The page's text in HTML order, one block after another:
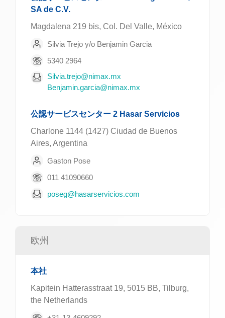
SA de C.V.
Magdalena 219 bis, Col. Del Valle, México
Silvia Trejo y/o Benjamin Garcia
5340 2964
Silvia.trejo@nimax.mx
Benjamin.garcia@nimax.mx
公認サービスセンター 2 Hasar Servicios
Charlone 1144 (1427) Ciudad de Buenos
Aires, Argentina
Gaston Pose
011 41090660
poseg@hasarservicios.com
欧州
本社
Kapitein Hatterasstraat 19, 5015 BB, Tilburg,
the Netherlands